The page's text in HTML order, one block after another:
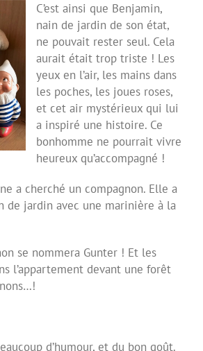
C’est ainsi que Benjamin,
nain de jardin de son état,
ne pouvait rester seul. Cela
aurait était trop triste ! Les
yeux en l’air, les mains dans
les poches, les joues roses,
et cet air mystérieux qui lui
a inspiré une histoire. Ce
bonhomme ne pourrait vivre
heureux qu’accompagné !
a cherché un compagnon. Elle a
de jardin avec une marinière à la
se nommera Gunter ! Et les
l’appartement devant une forêt
d’humour, et du bon goût.